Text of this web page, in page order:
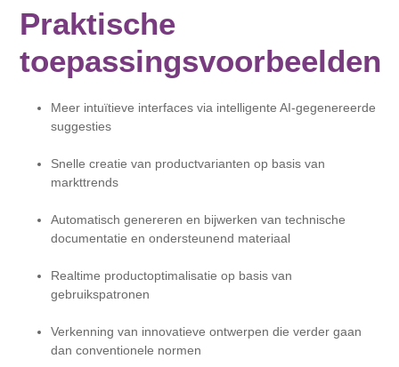
Praktische
toepassingsvoorbeelden
Meer intuïtieve interfaces via intelligente AI-gegenereerde
suggesties
Snelle creatie van productvarianten op basis van
markttrends
Automatisch genereren en bijwerken van technische
documentatie en ondersteunend materiaal
Realtime productoptimalisatie op basis van
gebruikspatronen
Verkenning van innovatieve ontwerpen die verder gaan
dan conventionele normen